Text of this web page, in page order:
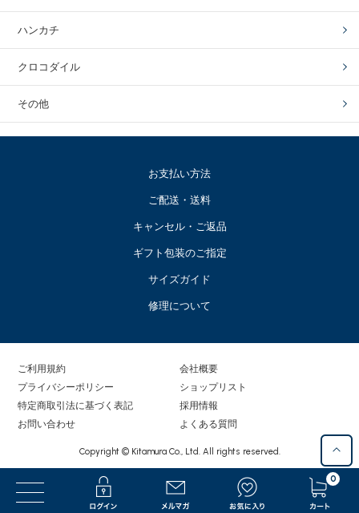
0
ハンカチ
クロコダイル
その他
お支払い方法
ご配送・送料
キャンセル・ご返品
ギフト包装のご指定
サイズガイド
修理について
ご利用規約
プライバシーポリシー
特定商取引法に基づく表記
お問い合わせ
会社概要
ショップリスト
採用情報
よくある質問
Copyright © Kitamura Co., Ltd. All rights reserved.